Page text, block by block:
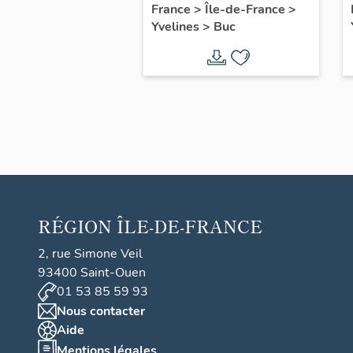
filles, actuellement
annexe de la mairie
France > Île-de-France >
Yvelines> Buc
RÉGION ÎLE-DE-FRANCE
2, rue Simone Veil
93400 Saint-Ouen
01 53 85 59 93
Nous contacter
Aide